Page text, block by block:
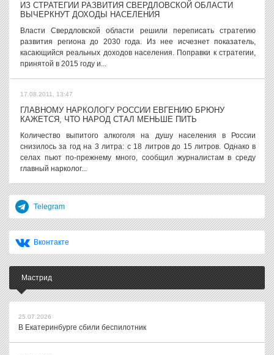
ИЗ СТРАТЕГИИ РАЗВИТИЯ СВЕРДЛОВСКОЙ ОБЛАСТИ
ВЫЧЕРКНУТ ДОХОДЫ НАСЕЛЕНИЯ
Власти Свердловской области решили переписать стратегию
развития региона до 2030 года. Из нее исчезнет показатель,
касающийся реальных доходов населения. Поправки к стратегии,
принятой в 2015 году и...
17.08.2011, 13:47
ГЛАВНОМУ НАРКОЛОГУ РОССИИ ЕВГЕНИЮ БРЮНУ
КАЖЕТСЯ, ЧТО НАРОД СТАЛ МЕНЬШЕ ПИТЬ
Количество выпитого алкоголя на душу населения в России
снизилось за год на 3 литра: с 18 литров до 15 литров. Однако в
селах пьют по-прежнему много, сообщил журналистам в среду
главный нарколог...
Telegram
Вконтакте
Мастрид
25.07.2026
В Екатеринбурге сбили беспилотник